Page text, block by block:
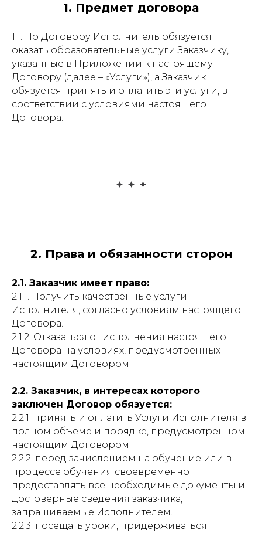
1. Предмет договора
1.1. По Договору Исполнитель обязуется
оказать образовательные услуги Заказчику,
указанные в Приложении к настоящему
Договору (далее – «Услуги»), а Заказчик
обязуется принять и оплатить эти услуги, в
соответствии с условиями настоящего
Договора.
2. Права и обязанности сторон
2.1. Заказчик имеет право:
2.1.1. Получить качественные услуги
Исполнителя, согласно условиям настоящего
Договора.
2.1.2. Отказаться от исполнения настоящего
Договора на условиях, предусмотренных
настоящим Договором.
2.2. Заказчик, в интересах которого
заключен Договор обязуется:
2.2.1. принять и оплатить Услуги Исполнителя в
полном объеме и порядке, предусмотренном
настоящим Договором;
2.2.2. перед зачислением на обучение или в
процессе обучения своевременно
предоставлять все необходимые документы и
достоверные сведения заказчика,
запрашиваемые Исполнителем.
2.2.3. посещать уроки, придерживаться